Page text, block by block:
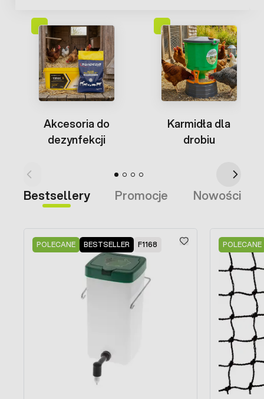
Akcesoria do
dezynfekcji
Karmidła dla
drobiu
Bestsellery Promocje Nowości
POLECANE BESTSELLER F1168 POLECANE